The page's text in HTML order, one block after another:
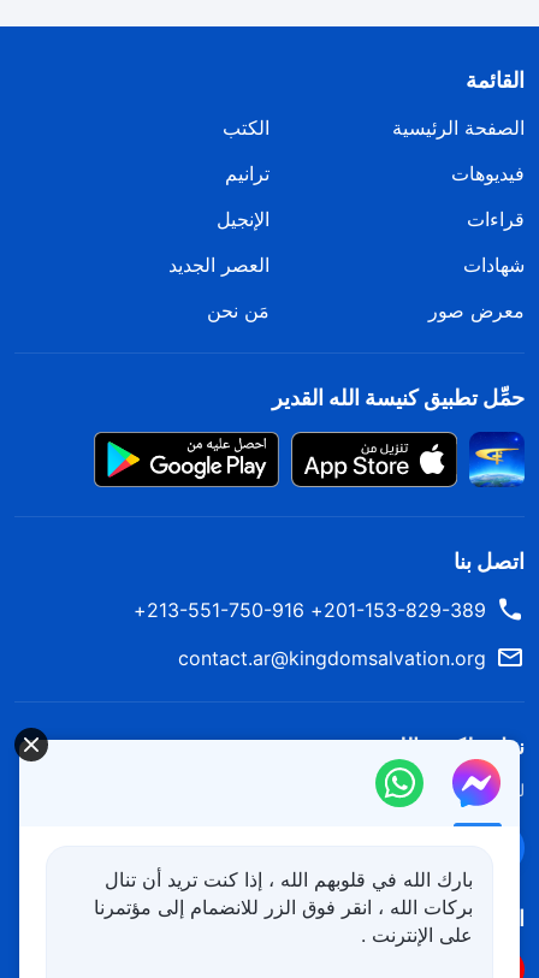
القائمة
الصفحة الرئيسية
الكتب
فيديوهات
ترانيم
قراءات
الإنجيل
شهادات
العصر الجديد
معرض صور
مَن نحن
حمِّل تطبيق كنيسة الله القدير
اتصل بنا
201-153-829-389+ 213-551-750-916+
contact.ar@kingdomsalvation.org
نزل ملكوت الله.
لقد نزلت المملكة بالفعل إلى الأرض! هل تريد دخوله؟
اتبعنا
بارك الله في قلوبهم الله ، إذا كنت تريد أن تنال
بركات الله ، انقر فوق الزر للانضمام إلى مؤتمرنا
على الإنترنت .